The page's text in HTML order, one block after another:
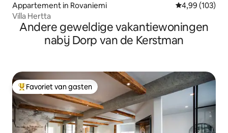
Appartement in Rovaniemi Gemiddelde
4,99 (103)
Villa Hertta
Andere geweldige vakantiewoningen
nabij Dorp van de Kerstman
Topfavoriet van gasten
Favoriet van gasten